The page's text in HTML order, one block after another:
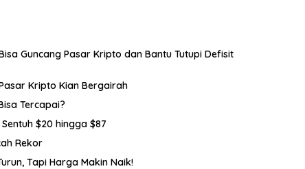
Guncang Pasar Kripto dan Bantu Tutupi Defisit
Kripto Kian Bergairah
Tercapai?
$20 hingga $87
Rekor
Tapi Harga Makin Naik!